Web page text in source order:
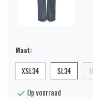
Maat:
XSL34 SL34
Op voorraad